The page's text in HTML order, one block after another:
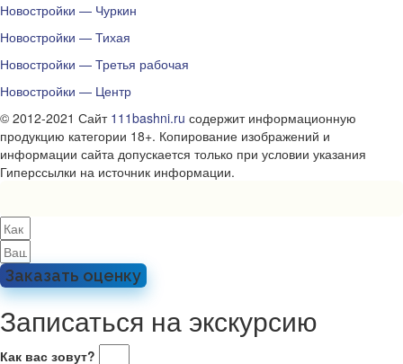
Новостройки — Чуркин
Новостройки — Тихая
Новостройки — Третья рабочая
Новостройки — Центр
© 2012-2021 Сайт 111bashni.ru содержит информационную
продукцию категории 18+. Копирование изображений и
информации сайта допускается только при условии указания
Гиперссылки на источник информации.
Заказать оценку
Записаться на экскурсию
Как вас зовут?